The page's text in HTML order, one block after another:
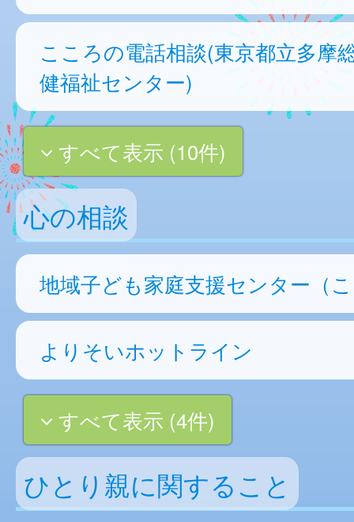
こころの電話相談(東京都立多摩
健福祉センター)
すべて表示 (10件)
心の相談
地域子ども家庭支援センター（
よりそいホットライン
すべて表示 (4件)
ひとり親に関すること